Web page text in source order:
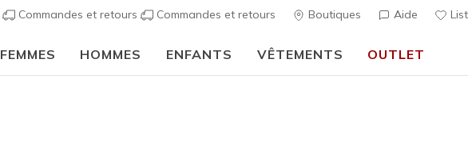
Commandes et retours Commandes et retours Boutiques Aide
FEMMES HOMMES ENFANTS VÊTEMENTS OUTLET